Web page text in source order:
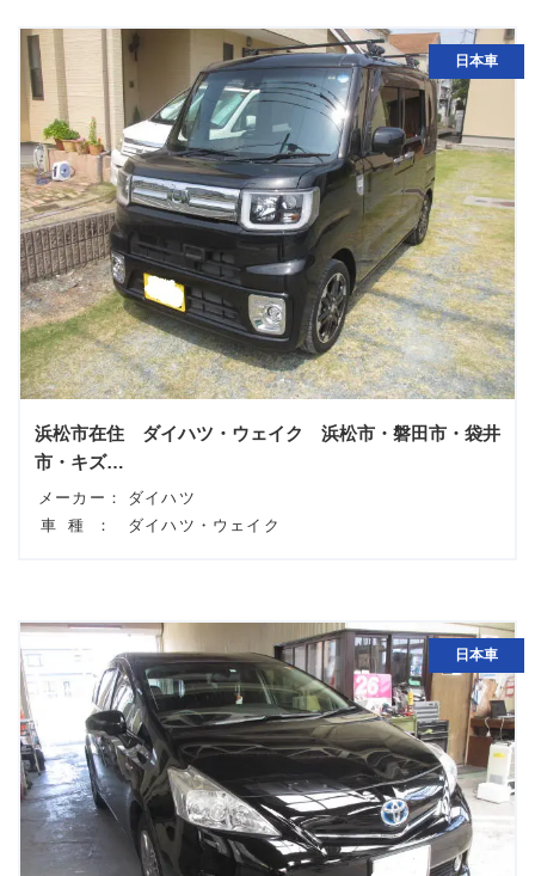
日本車
浜松市在住 ダイハツ・ウェイク 浜松市・磐田市・袋井
市・キズ…
メーカー：
ダイハツ
車種：
ダイハツ・ウェイク
日本車